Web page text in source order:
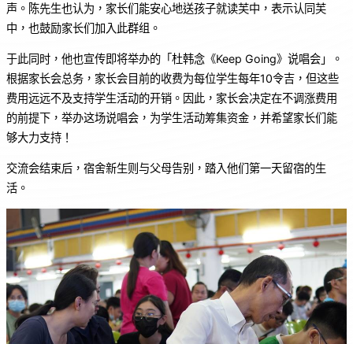
声。陈先生也认为，家长们能安心地送孩子就读芙中，表示认同芙
中，也鼓励家长们加入此群组。
于此同时，他也宣传即将举办的「杜韩念《Keep Going》说唱会」。
根据家长会总务，家长会目前的收费为每位学生每年10令吉，但这些
费用远远不及支持学生活动的开销。因此，家长会决定在不调涨费用
的前提下，举办这场说唱会，为学生活动筹集资金，并希望家长们能
够大力支持！
交流会结束后，宿舍新生则与父母告别，踏入他们第一天留宿的生
活。